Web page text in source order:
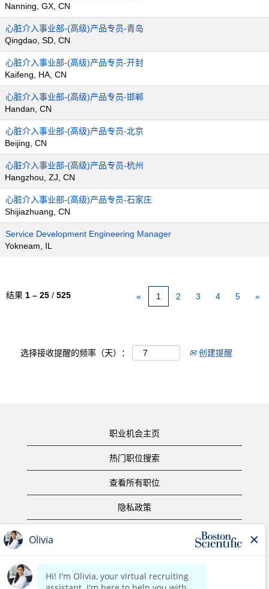
Nanning, GX, CN
心脏介入事业部-(高级)产品专员-青岛
Qingdao, SD, CN
心脏介入事业部-(高级)产品专员-开封
Kaifeng, HA, CN
心脏介入事业部-(高级)产品专员-邯郸
Handan, CN
心脏介入事业部-(高级)产品专员-北京
Beijing, CN
心脏介入事业部-(高级)产品专员-杭州
Hangzhou, ZJ, CN
心脏介入事业部-(高级)产品专员-石家庄
Shijiazhuang, CN
Service Development Engineering Manager
Yokneam, IL
结果 1 – 25 / 525 « 1 2 3 4 5 »
选择接收提醒的频率（天）： 创建提醒
职业机会主页
热门职位搜索
查看所有职位
隐私政策
版权声明
联系我们